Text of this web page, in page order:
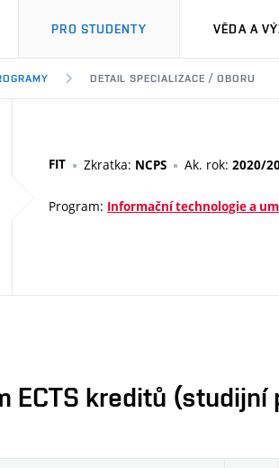
PRO STUDENTY VĚDA A
DETAIL SPECIALIZACE / OBORU
FIT Zkratka: NCPS Ak. rok: 2020/
Program: Informační technologie a
ECTS kreditů (studijní